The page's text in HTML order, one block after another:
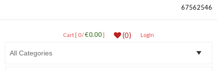
67562546
Cart [ 0 /€0.00] (0) LogIn